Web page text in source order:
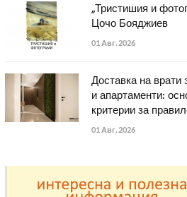
„Тристишия и
Цочо Бояджиев
01 Авг. 2026
Доставка на врати
и апартаменти:
критерии за
01 Авг. 2026